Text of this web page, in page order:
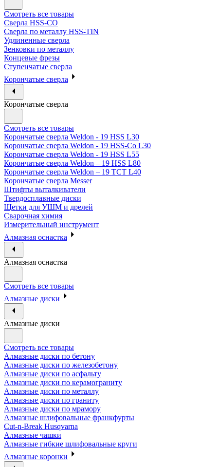
Смотреть все товары
Сверла HSS-CO
Сверла по металлу HSS-TIN
Удлиненные сверла
Зенковки по металлу
Концевые фрезы
Ступенчатые сверла
Корончатые сверла
Корончатые сверла
Смотреть все товары
Корончатые сверла Weldon - 19 HSS L30
Корончатые сверла Weldon - 19 HSS-Co L30
Корончатые сверла Weldon - 19 HSS L55
Корончатые сверла Weldon – 19 HSS L80
Корончатые сверла Weldon – 19 TCT L40
Корончатые сверла Messer
Штифты выталкиватели
Твердосплавные диски
Щетки для УШМ и дрелей
Сварочная химия
Измерительный инструмент
Алмазная оснастка
Алмазная оснастка
Смотреть все товары
Алмазные диски
Алмазные диски
Смотреть все товары
Алмазные диски по бетону
Алмазные диски по железобетону
Алмазные диски по асфальту
Алмазные диски по керамограниту
Алмазные диски по металлу
Алмазные диски по граниту
Алмазные диски по мрамору
Алмазные шлифовальные франкфурты
Cut-n-Break Husqvarna
Алмазные чашки
Алмазные гибкие шлифовальные круги
Алмазные коронки